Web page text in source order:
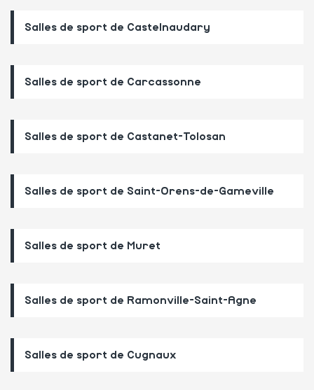
Salles de sport de Castelnaudary
Salles de sport de Carcassonne
Salles de sport de Castanet-Tolosan
Salles de sport de Saint-Orens-de-Gameville
Salles de sport de Muret
Salles de sport de Ramonville-Saint-Agne
Salles de sport de Cugnaux